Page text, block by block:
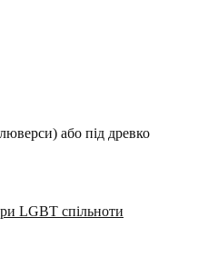
або під древко
LGBT спільноти